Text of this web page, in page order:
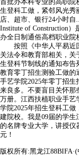
首批办本科专业的高职院
生登科工做，紧邻风光秀
店、超市、银行24小时
Institute of Construction
办全日制通俗高档职业院
按照《中华人平易近国
关法令和教育部相关，关
生登科节制线的通知布告
教育零丁招生测验工做的
手艺学院2025年零丁招
来良多。不要盲目关怀那
万册。江西扶植职业手艺
学院2025年招生登科工
建院校。我是09届的学
的名牌专业大学，讲授仪
元！
版权所有:黑龙江